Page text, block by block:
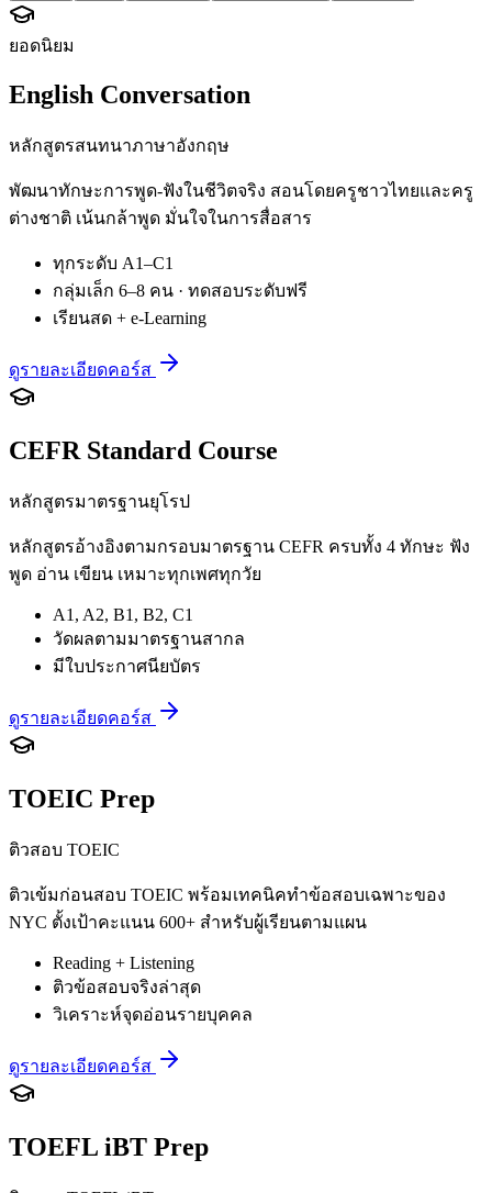
ยอดนิยม
English Conversation
หลักสูตรสนทนาภาษาอังกฤษ
พัฒนาทักษะการพูด-ฟังในชีวิตจริง สอนโดยครูชาวไทยและครู
ต่างชาติ เน้นกล้าพูด มั่นใจในการสื่อสาร
ทุกระดับ A1–C1
กลุ่มเล็ก 6–8 คน · ทดสอบระดับฟรี
เรียนสด + e-Learning
ดูรายละเอียดคอร์ส
CEFR Standard Course
หลักสูตรมาตรฐานยุโรป
หลักสูตรอ้างอิงตามกรอบมาตรฐาน CEFR ครบทั้ง 4 ทักษะ ฟัง
พูด อ่าน เขียน เหมาะทุกเพศทุกวัย
A1, A2, B1, B2, C1
วัดผลตามมาตรฐานสากล
มีใบประกาศนียบัตร
ดูรายละเอียดคอร์ส
TOEIC Prep
ติวสอบ TOEIC
ติวเข้มก่อนสอบ TOEIC พร้อมเทคนิคทำข้อสอบเฉพาะของ
NYC ตั้งเป้าคะแนน 600+ สำหรับผู้เรียนตามแผน
Reading + Listening
ติวข้อสอบจริงล่าสุด
วิเคราะห์จุดอ่อนรายบุคคล
ดูรายละเอียดคอร์ส
TOEFL iBT Prep